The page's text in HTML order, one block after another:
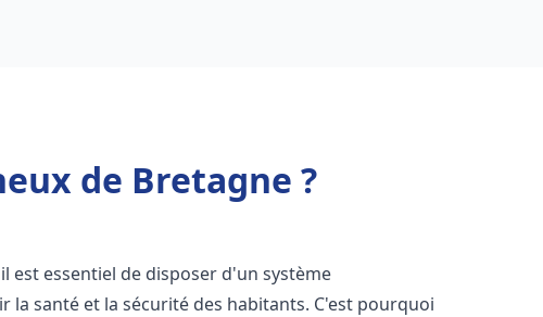
de Bretagne ?
est essentiel de disposer d'un système
la santé et la sécurité des habitants. C'est pourquoi